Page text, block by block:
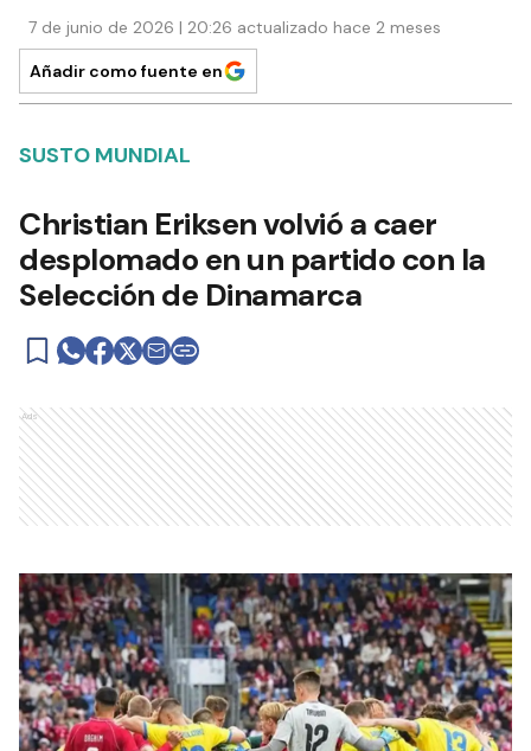
7 de junio de 2026 | 20:26 actualizado hace 2 meses
Añadir como fuente en
SUSTO MUNDIAL
Christian Eriksen volvió a caer
desplomado en un partido con la
Selección de Dinamarca
Ads